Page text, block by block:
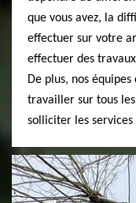
que vous avez, la
effectuer sur votre
effectuer des
De plus, nos
travailler sur tous les
solliciter les services